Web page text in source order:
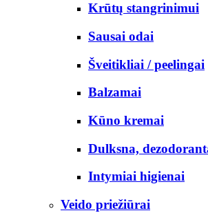
Krūtų stangrinimui
Sausai odai
Šveitikliai / peelingai
Balzamai
Kūno kremai
Dulksna,
Intymiai higienai
Veido priežiūrai